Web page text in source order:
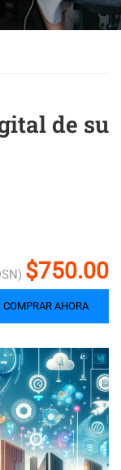
de su
$750.00
AHORA